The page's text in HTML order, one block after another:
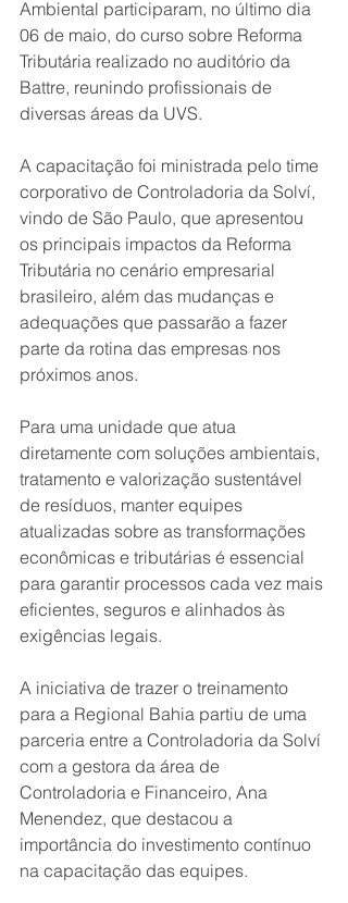
Ambiental participaram, no último dia
06 de maio, do curso sobre Reforma
Tributária realizado no auditório da
Battre, reunindo profissionais de
diversas áreas da UVS.
A capacitação foi ministrada pelo time
corporativo de Controladoria da Solví,
vindo de São Paulo, que apresentou
os principais impactos da Reforma
Tributária no cenário empresarial
brasileiro, além das mudanças e
adequações que passarão a fazer
parte da rotina das empresas nos
próximos anos.
Para uma unidade que atua
diretamente com soluções ambientais,
tratamento e valorização sustentável
de resíduos, manter equipes
atualizadas sobre as transformações
econômicas e tributárias é essencial
para garantir processos cada vez mais
eficientes, seguros e alinhados às
exigências legais.
A iniciativa de trazer o treinamento
para a Regional Bahia partiu de uma
parceria entre a Controladoria da Solví
com a gestora da área de
Controladoria e Financeiro, Ana
Menendez, que destacou a
importância do investimento contínuo
na capacitação das equipes.